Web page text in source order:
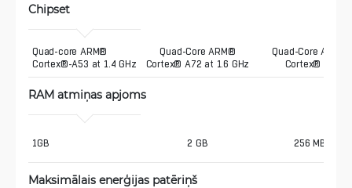
Chipset
Quad-core ARM®
Cortex®-A53 at 1.4 GHz
Quad-Core ARM®
Cortex® A72 at 1.6 GHz
Quad-Core ARM®
Cortex® A7
RAM atmiņas apjoms
1GB 2 GB 256 MB
Maksimālais enerģijas patēriņš